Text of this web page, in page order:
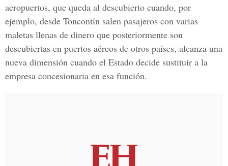
aeropuertos, que queda al descubierto cuando, por
ejemplo, desde Toncontín salen pasajeros con varias
maletas llenas de dinero que posteriormente son
descubiertas en puertos aéreos de otros países, alcanza una
nueva dimensión cuando el Estado decide sustituir a la
empresa concesionaria en esa función.